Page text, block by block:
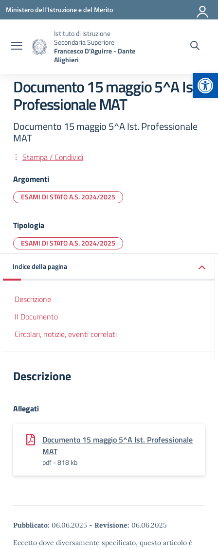
Vai ai contenuti
Vai al menu di navigazione
Vai al footer
Ministero dell'Istruzione e del Merito
Istituto di Istruzione
Secondaria Superiore
Francesco D'Aguirre - Dante
Alighieri
Documento 15 maggio 5^A Ist.
Professionale MAT
Documento 15 maggio 5^A Ist. Professionale
MAT
Stampa / Condividi
Argomenti
ESAMI DI STATO A.S. 2024/2025
Tipologia
ESAMI DI STATO A.S. 2024/2025
Indice della pagina
Descrizione
Il Documento
Circolari, notizie, eventi correlati
Descrizione
Allegati
Documento 15 maggio 5^A Ist. Professionale
MAT
pdf - 818 kb
Pubblicato: 06.06.2025 - Revisione: 06.06.2025
Eccetto dove diversamente specificato, questo articolo è